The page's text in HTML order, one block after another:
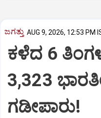
ಜಗತ್ತು AUG 9, 2026, 12:53 PM
ಕಳೆದ 6
3,323
ಗಡೀಪಾರು!